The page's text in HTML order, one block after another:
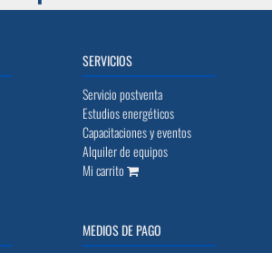
SERVICIOS
Servicio postventa
Estudios energéticos
Capacitaciones y eventos
Alquiler de equipos
Mi carrito
MEDIOS DE PAGO